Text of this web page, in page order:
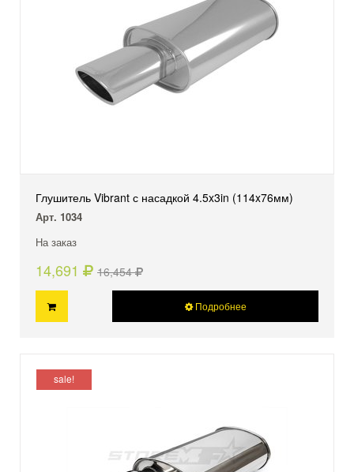
Глушитель Vibrant с насадкой 4.5x3in (114x76мм)
Арт. 1034
На заказ
14,691 16,454
Подробнее
sale!